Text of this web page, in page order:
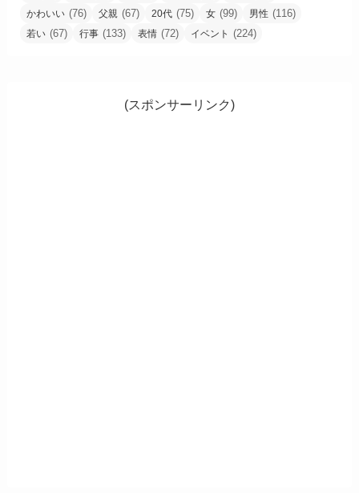
かわいい (76) 父親 (67) 20代 (75) 女 (99) 男性 (116)
若い (67) 行事 (133) 表情 (72) イベント (224)
(スポンサーリンク)